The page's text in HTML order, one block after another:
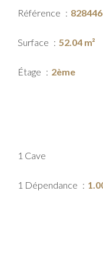
Référence
Surface 52.04 m²
Étage 2ème
1 Cave
1 Dépendance